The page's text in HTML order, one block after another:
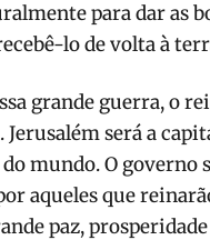
para dar as
lo de volta à
grande guerra, o
Jerusalém será a
mundo. O governo
aqueles que
paz,